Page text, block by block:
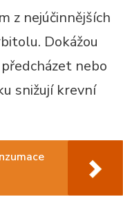
z nejúčinnějších
Dokážou
nebo
snižují krevní